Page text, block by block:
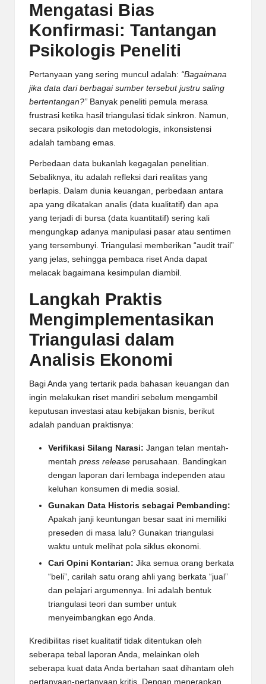
Mengatasi Bias
Konfirmasi: Tantangan
Psikologis Peneliti
Pertanyaan yang sering muncul adalah: “Bagaimana
jika data dari berbagai sumber tersebut justru saling
bertentangan?” Banyak peneliti pemula merasa
frustrasi ketika hasil triangulasi tidak sinkron. Namun,
secara psikologis dan metodologis, inkonsistensi
adalah tambang emas.
Perbedaan data bukanlah kegagalan penelitian.
Sebaliknya, itu adalah refleksi dari realitas yang
berlapis. Dalam dunia keuangan, perbedaan antara
apa yang dikatakan analis (data kualitatif) dan apa
yang terjadi di bursa (data kuantitatif) sering kali
mengungkap adanya manipulasi pasar atau sentimen
yang tersembunyi. Triangulasi memberikan “audit trail”
yang jelas, sehingga pembaca riset Anda dapat
melacak bagaimana kesimpulan diambil.
Langkah Praktis
Mengimplementasikan
Triangulasi dalam
Analisis Ekonomi
Bagi Anda yang tertarik pada bahasan keuangan dan
ingin melakukan riset mandiri sebelum mengambil
keputusan investasi atau kebijakan bisnis, berikut
adalah panduan praktisnya:
Verifikasi Silang Narasi: Jangan telan mentah-
mentah press release perusahaan. Bandingkan
dengan laporan dari lembaga independen atau
keluhan konsumen di media sosial.
Gunakan Data Historis sebagai Pembanding:
Apakah janji keuntungan besar saat ini memiliki
preseden di masa lalu? Gunakan triangulasi
waktu untuk melihat pola siklus ekonomi.
Cari Opini Kontarian: Jika semua orang berkata
“beli”, carilah satu orang ahli yang berkata “jual”
dan pelajari argumennya. Ini adalah bentuk
triangulasi teori dan sumber untuk
menyeimbangkan ego Anda.
Kredibilitas riset kualitatif tidak ditentukan oleh
seberapa tebal laporan Anda, melainkan oleh
seberapa kuat data Anda bertahan saat dihantam oleh
pertanyaan-pertanyaan kritis. Dengan menerapkan